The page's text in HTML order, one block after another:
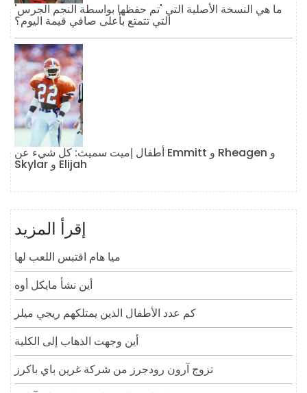
ما هي النسخة الأصلية التي 'تم حفظها بواسطة النجم الجرس'
التي تتمتع بأعلى صافي قيمة اليوم؟
أطفال إميت سميث: كل شيء عن Emmitt و Rheagen و
Skylar و Elijah
إقرأ المزيد
ميا هام اقتبس اللعب لها
أين نشأ مايكل أوه
كم عدد الأطفال الذين يمتلكهم ريجي ميلر
أين وجهت الذهاب إلى الكلية
تزوج آرون رودجرز من شركة غرين باي باكرز